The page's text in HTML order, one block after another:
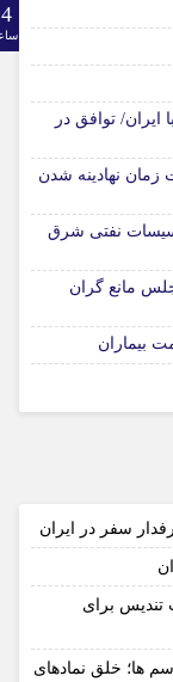
ایران/ توافق در
نهادینه شدن
نفتی شرق
مانع گران
بیماران
سفر در ایران
تندیس برای
ها؛ خلق نمادهای